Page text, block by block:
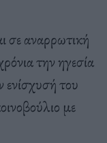
αναρρωτική
την ηγεσία
του
με